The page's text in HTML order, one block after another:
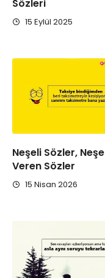
Sözleri
15 Eylül 2025
Neşeli Sözler, Neşe
Veren Sözler
15 Nisan 2026